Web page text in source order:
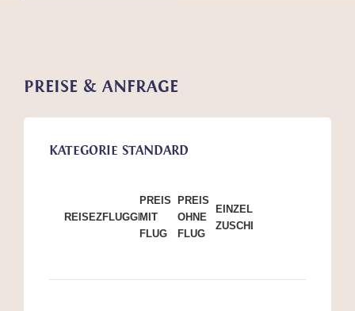
PREISE & ANFRAGE
KATEGORIE STANDARD
REISEZEITRAUM
FLUGGESELLSCHAFT
PREIS
MIT
FLUG
PREIS
OHNE
FLUG
EINZELZIMMER-
ZUSCHLAG